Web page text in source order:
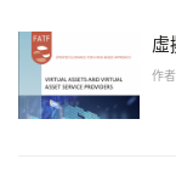
虛
作者